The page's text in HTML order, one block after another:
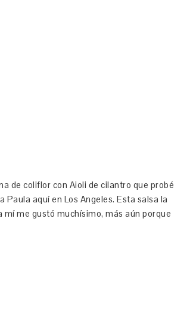
de coliflor con Aioli de cilantro que probé
aquí en Los Angeles. Esta salsa la
me gustó muchísimo, más aún porque